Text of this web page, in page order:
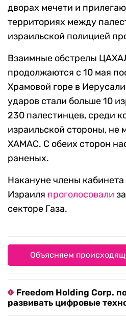
дворах мечети и
территориях между
израильской полицией
Взаимные обстрелы
продолжаются с 10 мая
Храмовой горе в
ударов стали больше 10
230 палестинцев, среди
израильской стороны, не
ХАМАС. С обеих сторон
раненых.
Накануне члены кабинета
Израиля проголосовали
секторе Газа.
Объясняем
Freedom Holding Corp.
развивать цифровые